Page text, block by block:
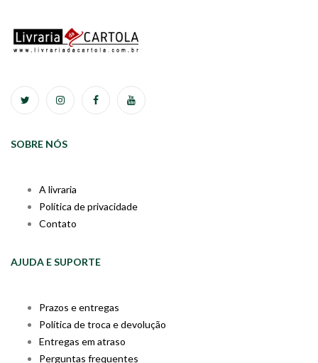
SOBRE NÓS
A livraria
Política de privacidade
Contato
AJUDA E SUPORTE
Prazos e entregas
Política de troca e devolução
Entregas em atraso
Perguntas frequentes